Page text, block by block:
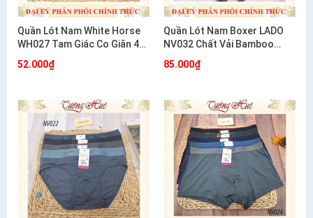
Quần Lót Nam White Horse
WH027 Tam Giác Co Giãn 4
52.000₫
Quần Lót Nam Boxer LADO
NV032 Chất Vải Bamboo
85.000₫